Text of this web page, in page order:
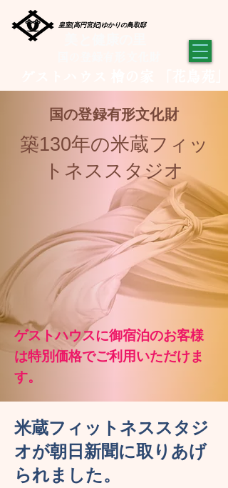
皇室(高円宮妃)ゆかりの鳥取邸
​国の登録有形文化財
​築130年の米蔵フィッ
トネススタジオ
ゲストハウスに御宿泊のお客様
は特別価格でご利用いただけま
す。
米蔵フィットネススタジ
オが朝日新聞に取りあげ
られました。